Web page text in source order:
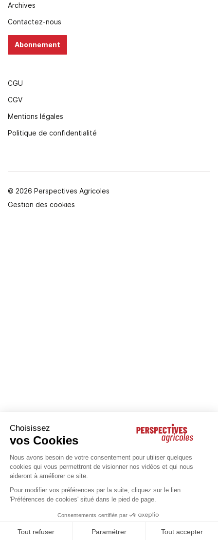
Archives
Contactez-nous
Abonnement
CGU
CGV
Mentions légales
Politique de confidentialité
© 2026 Perspectives Agricoles
Gestion des cookies